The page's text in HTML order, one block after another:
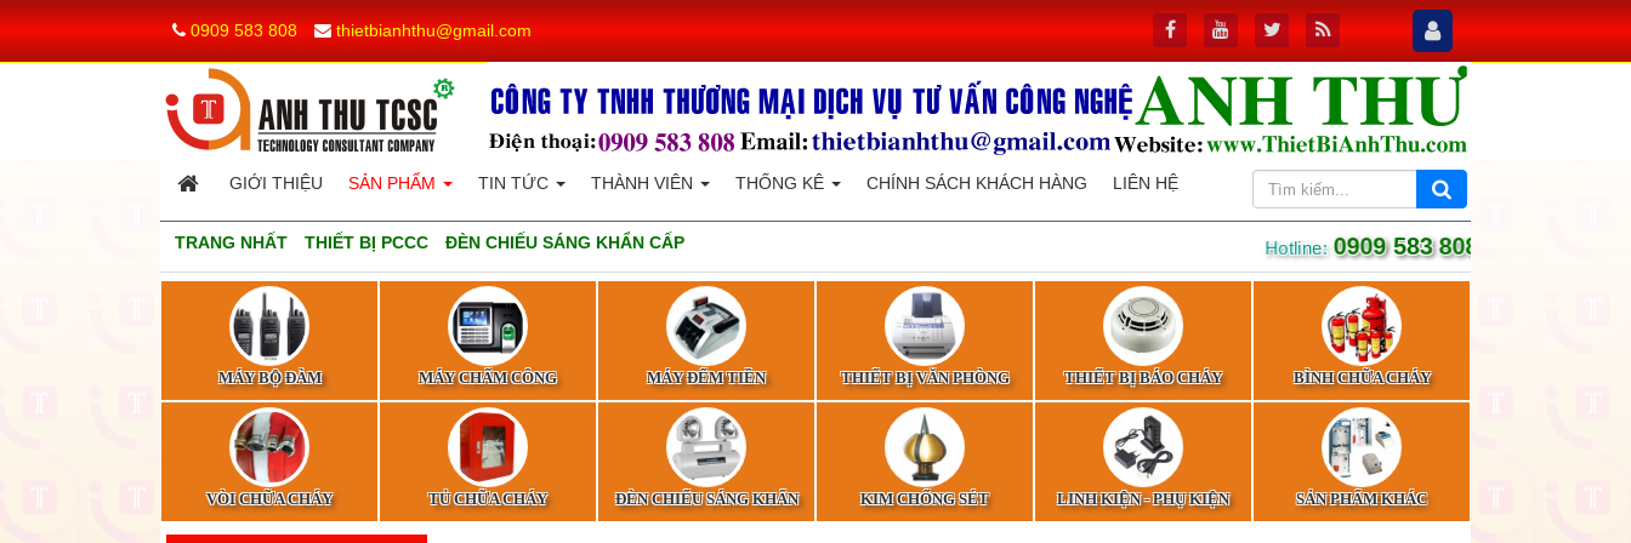
0909 583 808 thietbianhthu@gmail.com
GIỚI THIỆU SẢN PHẨM TIN TỨC THÀNH VIÊN THỐNG KÊ CHÍNH SÁCH KHÁCH HÀNG LIÊN HỆ
TRANG NHẤT THIẾT BỊ PCCC ĐÈN CHIẾU SÁNG KHẨN CẤP Hotline: 0909 583 808
MÁY BỘ ĐÀM MÁY CHẤM CÔNG MÁY ĐẾM TIỀN THIẾT BỊ VĂN PHÒNG THIẾT BỊ BÁO CHÁY BÌNH CHỮA CHÁY
VÒI CHỮA CHÁY TỦ CHỮA CHÁY
ĐÈN CHIẾU SÁNG KHẨN
KIM CHỐNG SÉT LINH KIỆN - PHỤ KIỆN SẢN PHẨM KHÁC